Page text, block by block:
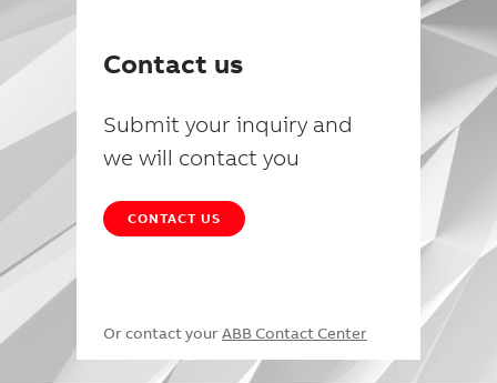
Contact us
Submit your inquiry and
we will contact you
CONTACT US
Or contact your ABB Contact Center